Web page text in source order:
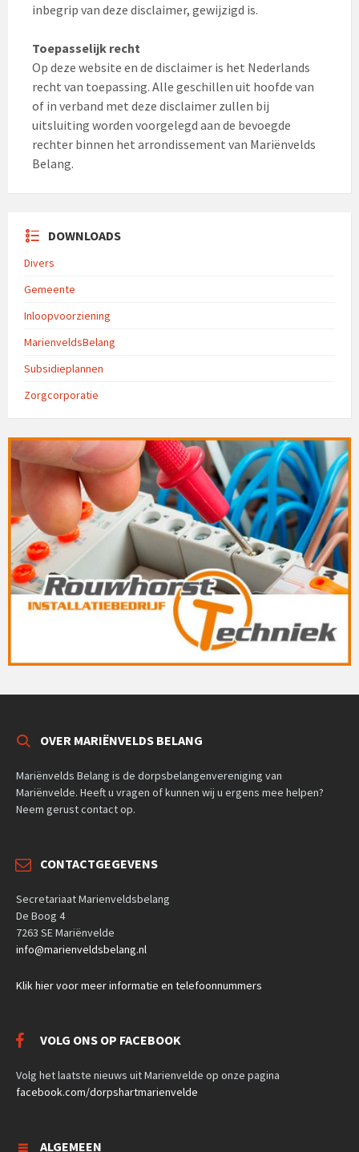
inbegrip van deze disclaimer, gewijzigd is.
Toepasselijk recht
Op deze website en de disclaimer is het Nederlands
recht van toepassing. Alle geschillen uit hoofde van
of in verband met deze disclaimer zullen bij
uitsluiting worden voorgelegd aan de bevoegde
rechter binnen het arrondissement van Mariënvelds
Belang.
DOWNLOADS
Divers
Gemeente
Inloopvoorziening
MarienveldsBelang
Subsidieplannen
Zorgcorporatie
OVER MARIËNVELDS BELANG
Mariënvelds Belang is de dorpsbelangenvereniging van
Mariënvelde. Heeft u vragen of kunnen wij u ergens mee helpen?
Neem gerust contact op.
CONTACTGEGEVENS
Secretariaat Marienveldsbelang
De Boog 4
7263 SE Mariënvelde
info@marienveldsbelang.nl
Klik hier voor meer informatie en telefoonnummers
VOLG ONS OP FACEBOOK
Volg het laatste nieuws uit Marienvelde op onze pagina
facebook.com/dorpshartmarienvelde
ALGEMEEN